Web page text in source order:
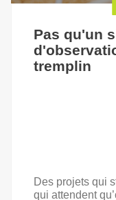
Pas qu'un
tremplin
Des projets qui
qui attendent